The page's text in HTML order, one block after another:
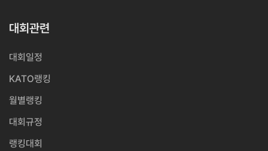
대회관련
대회일정
KATO랭킹
월별랭킹
대회규정
랭킹대회